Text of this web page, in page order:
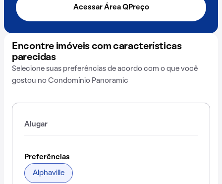
Acessar Área QPreço
Encontre imóveis com características
parecidas
Selecione suas preferências de acordo com o que você
gostou no Condomínio Panoramic
Alugar
Preferências
Alphaville